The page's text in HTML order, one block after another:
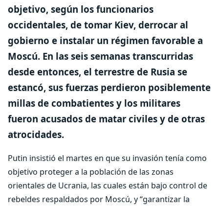
objetivo, según los funcionarios
occidentales, de tomar Kiev, derrocar al
gobierno e instalar un régimen favorable a
Moscú. En las seis semanas transcurridas
desde entonces, el terrestre de Rusia se
estancó, sus fuerzas perdieron posiblemente
millas de combatientes y los militares
fueron acusados ​​de matar civiles y de otras
atrocidades.
Putin insistió el martes en que su invasión tenía como
objetivo proteger a la población de las zonas
orientales de Ucrania, las cuales están bajo control de
rebeldes respaldados por Moscú, y “garantizar la